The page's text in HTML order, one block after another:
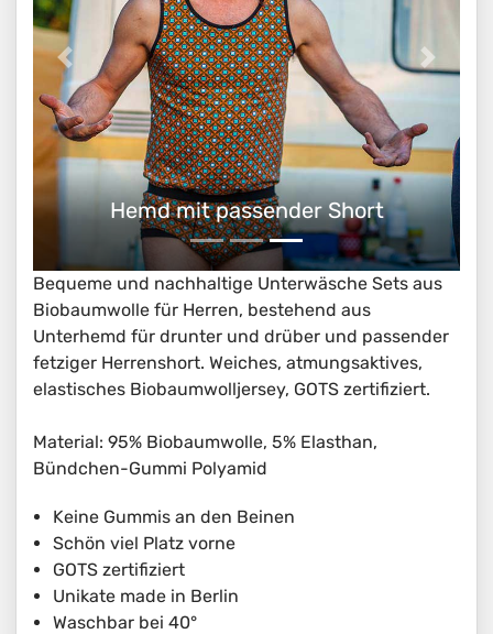
Hemd mit passender Short
Bequeme und nachhaltige Unterwäsche Sets aus
Biobaumwolle für Herren, bestehend aus
Unterhemd für drunter und drüber und passender
fetziger Herrenshort. Weiches, atmungsaktives,
elastisches Biobaumwolljersey, GOTS zertifiziert.
Material: 95% Biobaumwolle, 5% Elasthan,
Bündchen-Gummi Polyamid
Keine Gummis an den Beinen
Schön viel Platz vorne
GOTS zertifiziert
Unikate made in Berlin
Waschbar bei 40°